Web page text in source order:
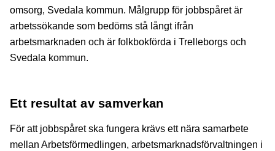
omsorg, Svedala kommun. Målgrupp för jobbspåret är
arbetssökande som bedöms stå långt ifrån
arbetsmarknaden och är folkbokförda i Trelleborgs och
Svedala kommun.
Ett resultat av samverkan
För att jobbspåret ska fungera krävs ett nära samarbete
mellan Arbetsförmedlingen, arbetsmarknadsförvaltningen i